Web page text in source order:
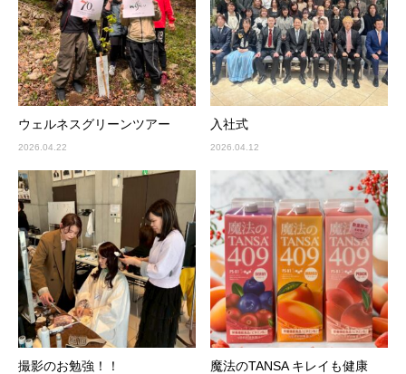
ウェルネスグリーンツアー
2026.04.22
入社式
2026.04.12
撮影のお勉強！！
魔法のTANSA キレイも健康